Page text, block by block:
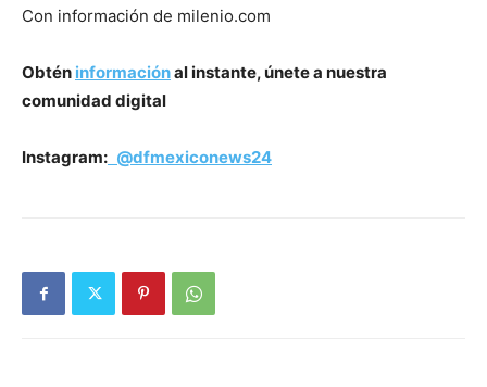
Con información de milenio.com
Obtén informaciónal instante, únete a nuestra
comunidad digital
Instagram: @dfmexiconews24